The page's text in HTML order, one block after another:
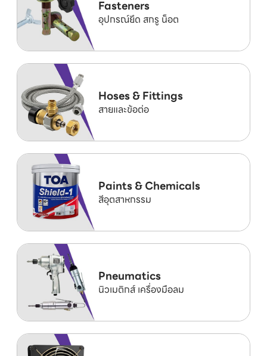
Fasteners
อุปกรณ์ยึด สกรู น็อต
Hoses & Fittings
สายและข้อต่อ
Paints & Chemicals
สีอุตสาหกรรม
Pneumatics
นิวเมติกส์ เครื่องมือลม